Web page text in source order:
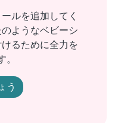
ルを追加してく
ようなベビーシ
るために全力を
う